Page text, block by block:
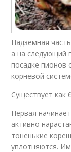
Надземная
а на следующий
посадке пионов
корневой
Существует как
Первая
активно
тоненькие
уплотняются.